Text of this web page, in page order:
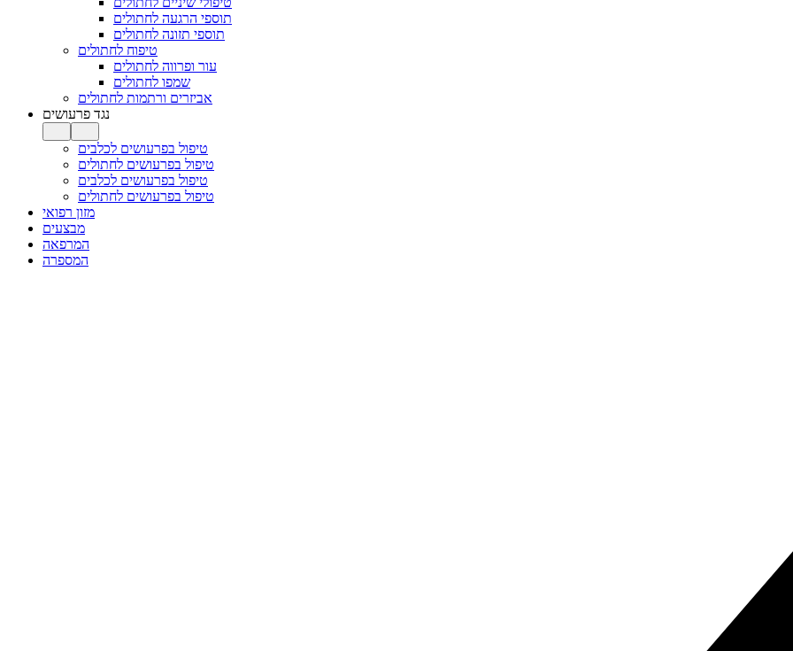
תוספי הרגעה לחתולים
תוספי תזונה לחתולים
טיפוח לחתולים
עור ופרווה לחתולים
שמפו לחתולים
אביזרים ורתמות לחתולים
נגד פרעושים
טיפול בפרעושים לכלבים
טיפול בפרעושים לחתולים
טיפול בפרעושים לכלבים
טיפול בפרעושים לחתולים
מזון רפואי
מבצעים
המרפאה
המספרה